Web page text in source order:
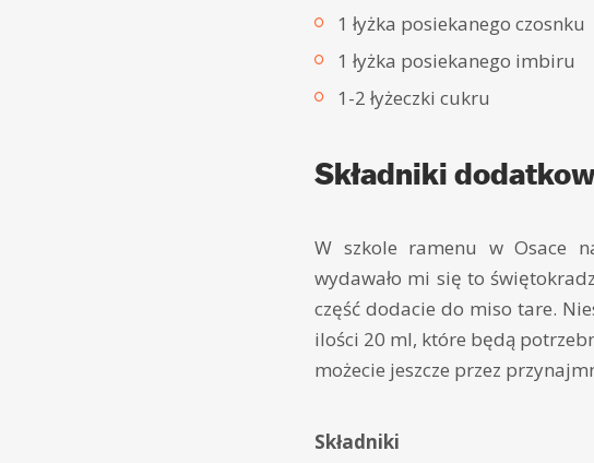
1 łyżka posiekanego czosnku
1 łyżka posiekanego imbiru
1-2 łyżeczki cukru
Składniki
W szkole ramenu w Osace
wydawało mi się to
część dodacie do miso tare.
ilości 20 ml, które będą
możecie jeszcze przez
Składniki